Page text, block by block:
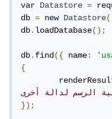
var Datastore =
db = new Datastore
db.loadDatabase();
db.find({ name:
{
الرسم لدالة أخرى
});